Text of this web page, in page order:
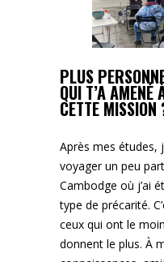
PLUS
QUI T’A AMENÉ
CETTE MISSION
Après mes études,
voyager un peu
Cambodge où j’ai
type de précarité.
ceux qui ont le
donnent le plus. À